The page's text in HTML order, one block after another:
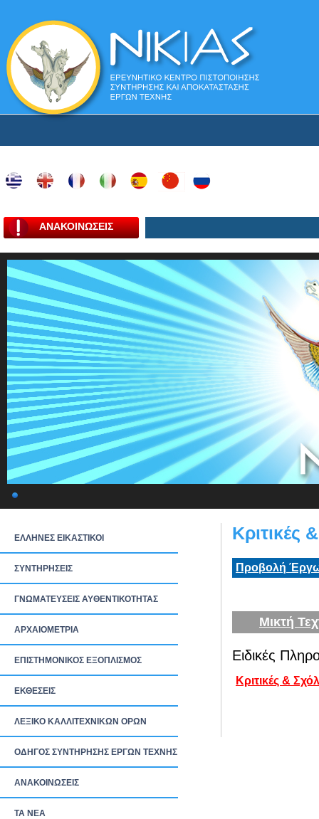
ΑΝΑΚΟΙΝΩΣΕΙΣ
ΕΛΛΗΝΕΣ ΕΙΚΑΣΤΙΚΟΙ
ΣΥΝΤΗΡΗΣΕΙΣ
ΓΝΩΜΑΤΕΥΣΕΙΣ ΑΥΘΕΝΤΙΚΟΤΗΤΑΣ
ΑΡΧΑΙΟΜΕΤΡΙΑ
ΕΠΙΣΤΗΜΟΝΙΚΟΣ ΕΞΟΠΛΙΣΜΟΣ
ΕΚΘΕΣΕΙΣ
ΛΕΞΙΚΟ ΚΑΛΛΙΤΕΧΝΙΚΩΝ ΟΡΩΝ
ΟΔΗΓΟΣ ΣΥΝΤΗΡΗΣΗΣ ΕΡΓΩΝ ΤΕΧΝΗΣ
ΑΝΑΚΟΙΝΩΣΕΙΣ
ΤΑ ΝEΑ
Κριτικές
Προβολή
Μικτή
Ειδικές
Κριτικές &